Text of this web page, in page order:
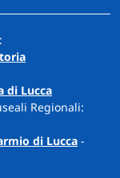
di Lucca
Regionali:
di Lucca -